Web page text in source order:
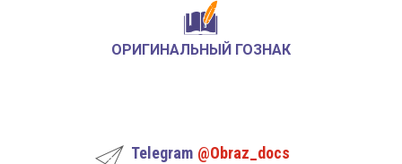
ОРИГИНАЛЬНЫЙ ГОЗНАК
Telegram @Obraz_docs